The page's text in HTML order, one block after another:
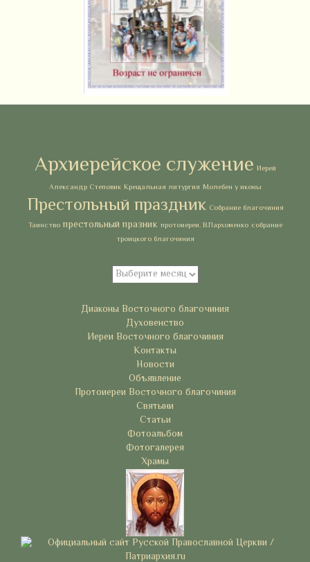
Архиерейское служение Иерей
Александр Степовик Крещальная литургия Молебен у иконы
Престольный праздник Собрание благочиния
Таинство престольный празник протоиереи. В.Пархоменко собрание
троицкого благочиния
Архивы
Диаконы Восточного благочиния
Духовенство
Иереи Восточного благочиния
Контакты
Новости
Объявление
Протоиереи Восточного благочиния
Святыни
Статьи
Фотоальбом
Фотогалерея
Храмы